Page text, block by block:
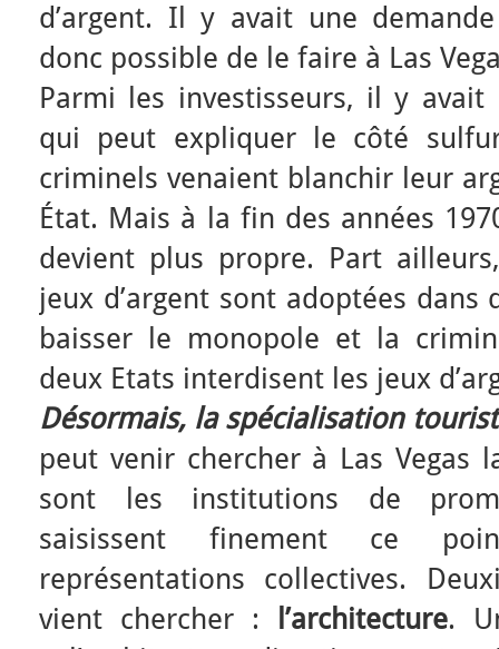
d’argent. Il y avait une
donc possible de le faire à Las
Parmi les investisseurs, il y
qui peut expliquer le côté
criminels venaient blanchir leur
État. Mais à la fin des années
devient plus propre. Part
jeux d’argent sont adoptées dans
baisser le monopole et la
deux Etats interdisent les jeux
Désormais, la spécialisation
peut venir chercher à Las Vegas
sont les institutions de
saisissent finement ce
représentations collectives.
vient chercher :
l’architecture.